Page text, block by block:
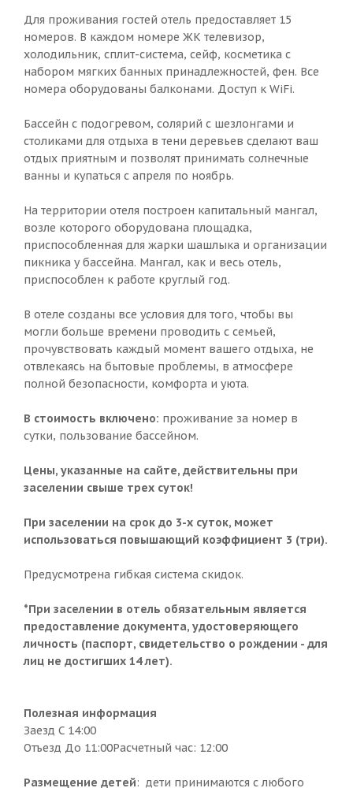
Для проживания гостей отель предоставляет 15
номеров. В каждом номере ЖК телевизор,
холодильник, сплит-система, сейф, косметика с
набором мягких банных принадлежностей, фен. Все
номера оборудованы балконами. Доступ к WiFi.
Бассейн с подогревом, солярий с шезлонгами и
столиками для отдыха в тени деревьев сделают ваш
отдых приятным и позволят принимать солнечные
ванны и купаться с апреля по ноябрь.
На территории отеля построен капитальный мангал,
возле которого оборудована площадка,
приспособленная для жарки шашлыка и организации
пикника у бассейна. Мангал, как и весь отель,
приспособлен к работе круглый год.
В отеле созданы все условия для того, чтобы вы
могли больше времени проводить с семьей,
прочувствовать каждый момент вашего отдыха, не
отвлекаясь на бытовые проблемы, в атмосфере
полной безопасности, комфорта и уюта.
В стоимость включено: проживание за номер в
сутки, пользование бассейном.
Цены, указанные на сайте, действительны при
заселении свыше трех суток!
При заселении на срок до 3-х суток, может
использоваться повышающий коэффициент 3 (три).
Предусмотрена гибкая система скидок.
*При заселении в отель обязательным является
предоставление документа, удостоверяющего
личность (паспорт, свидетельство о рождении - для
лиц не достигших 14 лет).
Полезная информация
Заезд C 14:00
Отъезд До 11:00Расчетный час: 12:00
Размещение детей: дети принимаются с любого